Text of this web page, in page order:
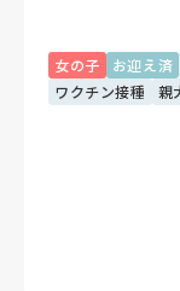
女の子
お迎え済
ワクチン接種
親